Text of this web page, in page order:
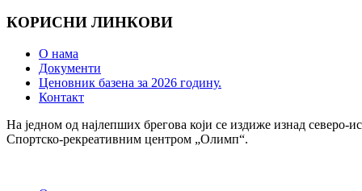
КОРИСНИ ЛИНКОВИ
О нама
Документи
Ценовник базена за 2026 годину.
Контакт
На једном од најлепших брегова који се издиже изнад северо-
Спортско-рекреативним центром „Олимп“.